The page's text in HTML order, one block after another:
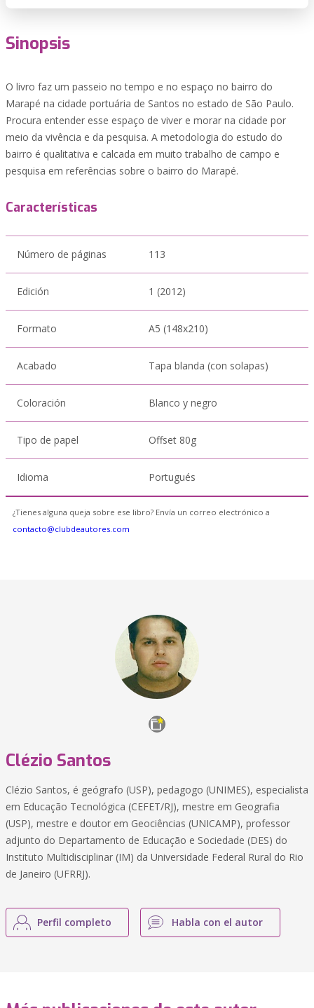
Sinopsis
O livro faz um passeio no tempo e no espaço no bairro do
Marapé na cidade portuária de Santos no estado de São Paulo.
Procura entender esse espaço de viver e morar na cidade por
meio da vivência e da pesquisa. A metodologia do estudo do
bairro é qualitativa e calcada em muito trabalho de campo e
pesquisa em referências sobre o bairro do Marapé.
Características
Número de páginas 113
Edición 1 (2012)
Formato A5 (148x210)
Acabado Tapa blanda (con solapas)
Coloración Blanco y negro
Tipo de papel Offset 80g
Idioma Portugués
¿Tienes alguna queja sobre ese libro? Envía un correo electrónico a
contacto@clubdeautores.com
Clézio Santos
Clézio Santos, é geógrafo (USP), pedagogo (UNIMES), especialista
em Educação Tecnológica (CEFET/RJ), mestre em Geografia
(USP), mestre e doutor em Geociências (UNICAMP), professor
adjunto do Departamento de Educação e Sociedade (DES) do
Instituto Multidisciplinar (IM) da Universidade Federal Rural do Rio
de Janeiro (UFRRJ).
Perfil completo Habla con el autor